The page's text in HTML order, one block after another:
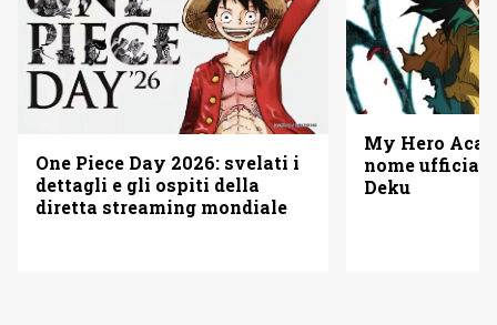
One Piece Day 2026: svelati i
dettagli e gli ospiti della
diretta streaming mondiale
My Hero
nome
Deku